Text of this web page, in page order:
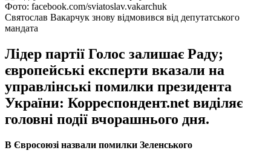
Фото: facebook.com/sviatoslav.vakarchuk
Святослав Вакарчук знову відмовився від депутатського
мандата
Лідер партії Голос залишає Раду;
європейські експерти вказали на
управлінські помилки президента
України: Корреспондент.net виділяє
головні події вчорашнього дня.
В Євросоюзі назвали помилки Зеленського